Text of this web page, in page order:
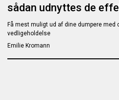
sådan udnyttes de
Få mest muligt ud af dine dumpere
vedligeholdelse
Emilie Kromann